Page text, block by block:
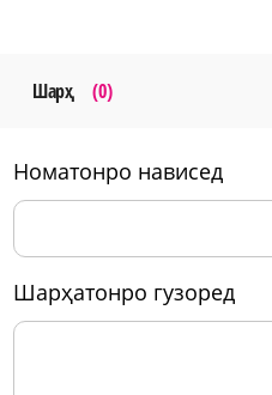
Шарҳ (0)
номатонро нависед
шарҳатонро гузоред